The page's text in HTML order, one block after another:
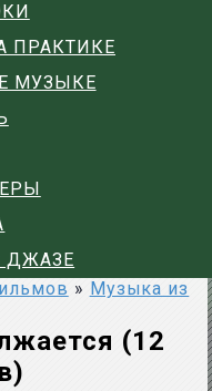
ПРАКТИКЕ
МУЗЫКЕ
ДЖАЗЕ
» Музыка из
(12